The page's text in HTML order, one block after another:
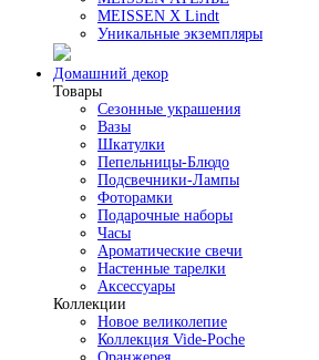
MEISSEN X Lindt
Уникальные экземпляры
Домашний декор
Товары
Сезонные украшения
Вазы
Шкатулки
Пепельницы-Блюдо
Подсвечники-Лампы
Фоторамки
Подарочные наборы
Часы
Ароматические свечи
Настенные тарелки
Аксессуары
Коллекции
Новое великолепие
Коллекция Vide-Poche